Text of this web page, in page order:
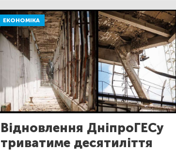
ЕКОНОМІКА
Відновлення ДніпроГЕСу
триватиме десятиліття